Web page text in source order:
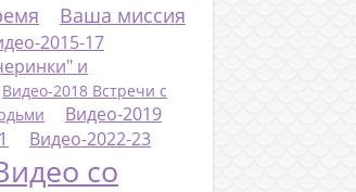
Ваша миссия
2015-17
и
Видео-2018 Встречи с
Видео-2019
Видео-2022-23
со